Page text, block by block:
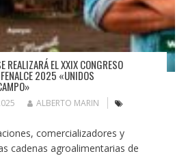
REALIZARÁ EL XXIX CONGRESO
2025 «UNIDOS
ALBERTO MARIN
comercializadores y
cadenas agroalimentarias de